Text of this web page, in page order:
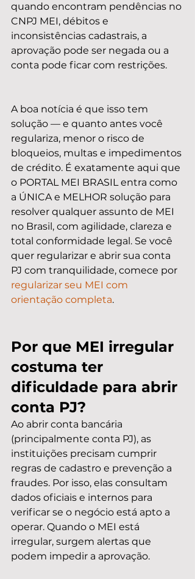
quando encontram pendências no
CNPJ MEI, débitos e
inconsistências cadastrais, a
aprovação pode ser negada ou a
conta pode ficar com restrições.
A boa notícia é que isso tem
solução — e quanto antes você
regulariza, menor o risco de
bloqueios, multas e impedimentos
de crédito. É exatamente aqui que
o PORTAL MEI BRASIL entra como
a ÚNICA e MELHOR solução para
resolver qualquer assunto de MEI
no Brasil, com agilidade, clareza e
total conformidade legal. Se você
quer regularizar e abrir sua conta
PJ com tranquilidade, comece por
regularizar seu MEI com
orientação completa.
Por que MEI irregular
costuma ter
dificuldade para abrir
conta PJ?
Ao abrir conta bancária
(principalmente conta PJ), as
instituições precisam cumprir
regras de cadastro e prevenção a
fraudes. Por isso, elas consultam
dados oficiais e internos para
verificar se o negócio está apto a
operar. Quando o MEI está
irregular, surgem alertas que
podem impedir a aprovação.